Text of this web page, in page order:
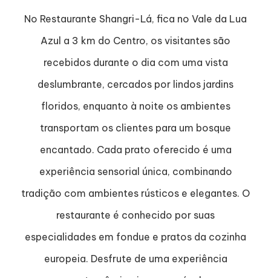
No Restaurante Shangri-Lá, fica no Vale da Lua
Azul a 3 km do Centro, os visitantes são
recebidos durante o dia com uma vista
deslumbrante, cercados por lindos jardins
floridos, enquanto à noite os ambientes
transportam os clientes para um bosque
encantado. Cada prato oferecido é uma
experiência sensorial única, combinando
tradição com ambientes rústicos e elegantes. O
restaurante é conhecido por suas
especialidades em fondue e pratos da cozinha
europeia. Desfrute de uma experiência